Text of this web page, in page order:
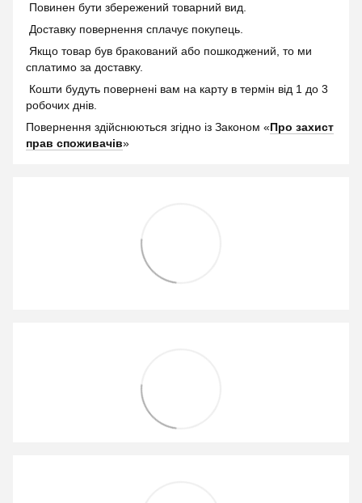
Повинен бути збережений товарний вид.
Доставку повернення сплачує покупець.
Якщо товар був бракований або пошкоджений, то ми
сплатимо за доставку.
Кошти будуть повернені вам на карту в термін від 1 до 3
робочих днів.
Повернення здійснюються згідно із Законом «Про захист
прав споживачів»